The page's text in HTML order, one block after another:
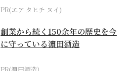
PR(エア タヒチ ヌイ)
創業から続く150余年の歴史を今
に守っている濵田酒造